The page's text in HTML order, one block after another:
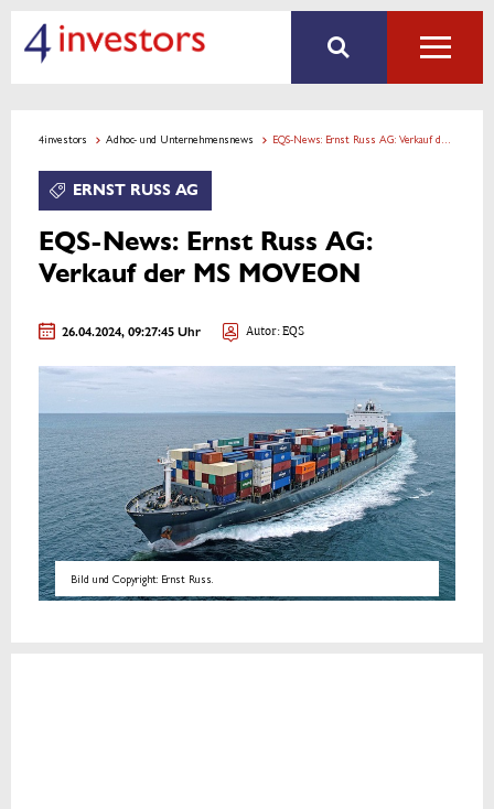
4investors Adhoc- und Unternehmensnews EQS-News: Ernst Russ AG: Verkauf der MS MOVEON
ERNST RUSS AG
EQS-News: Ernst Russ AG:
Verkauf der MS MOVEON
26.04.2024, 09:27:45 Uhr Autor: EQS
Bild und Copyright: Ernst Russ.